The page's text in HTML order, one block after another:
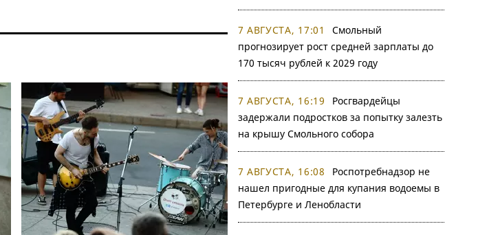
7 АВГУСТА, 17:01
Смольный
прогнозирует рост средней зарплаты до
170 тысяч рублей к 2029 году
7 АВГУСТА, 16:19
Росгвардейцы
задержали подростков за попытку залезть
на крышу Смольного собора
7 АВГУСТА, 16:08
Роспотребнадзор не
нашел пригодные для купания водоемы в
Петербурге и Ленобласти